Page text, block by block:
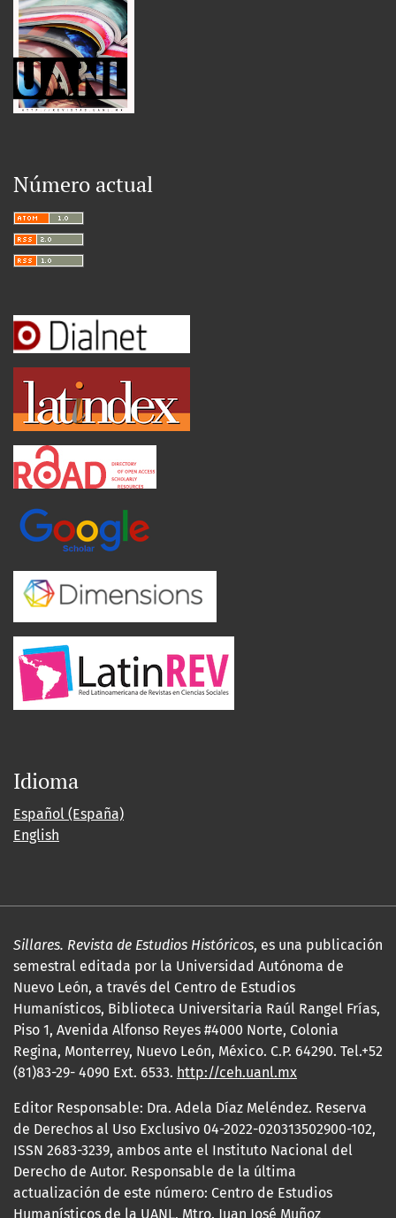
Número actual
Idioma
Español (España)
English
Sillares. Revista de Estudios Históricos, es una publicación
semestral editada por la Universidad Autónoma de
Nuevo León, a través del Centro de Estudios
Humanísticos, Biblioteca Universitaria Raúl Rangel Frías,
Piso 1, Avenida Alfonso Reyes #4000 Norte, Colonia
Regina, Monterrey, Nuevo León, México. C.P. 64290. Tel.+52
(81)83-29- 4090 Ext. 6533. http://ceh.uanl.mx
Editor Responsable: Dra. Adela Díaz Meléndez. Reserva
de Derechos al Uso Exclusivo 04-2022-020313502900-102,
ISSN 2683-3239, ambos ante el Instituto Nacional del
Derecho de Autor. Responsable de la última
actualización de este número: Centro de Estudios
Humanísticos de la UANL, Mtro. Juan José Muñoz